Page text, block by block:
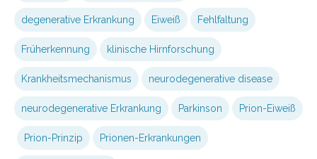
degenerative Erkrankung Eiweiß Fehlfaltung
Früherkennung klinische Hirnforschung
Krankheitsmechanismus neurodegenerative disease
neurodegenerative Erkrankung Parkinson Prion-Eiweiß
Prion-Prinzip Prionen-Erkrankungen